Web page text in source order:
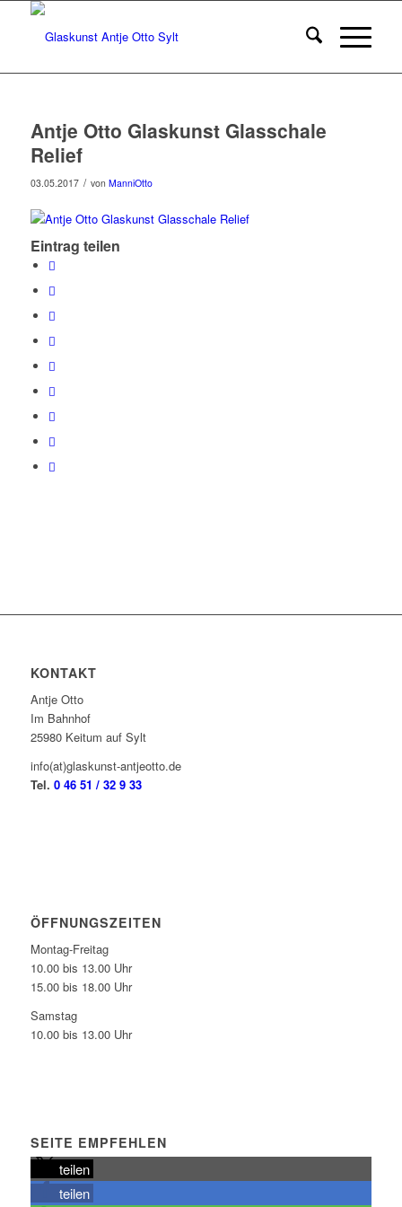
Antje Otto Glaskunst Glasschale
Relief
03.05.2017 / von ManniOtto
Eintrag teilen
KONTAKT
Antje Otto
Im Bahnhof
25980 Keitum auf Sylt
info(at)glaskunst-antjeotto.de
Tel. 0 46 51 / 32 9 33
ÖFFNUNGSZEITEN
Montag-Freitag
10.00 bis 13.00 Uhr
15.00 bis 18.00 Uhr
Samstag
10.00 bis 13.00 Uhr
SEITE EMPFEHLEN
teilen
teilen